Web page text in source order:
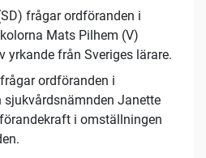
frågar ordföranden i
Mats Pilhem (V)
yrkande från Sveriges lärare.
ordföranden i
sjukvårdsnämnden Janette
i omställningen